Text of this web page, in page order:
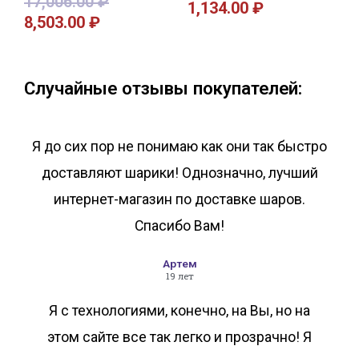
8,503.00 ₽
1,134.00 ₽
Случайные отзывы покупателей:
Я до сих пор не понимаю как они так быстро
доставляют шарики! Однозначно, лучший
интернет-магазин по доставке шаров.
Спасибо Вам!
Артем
19 лет
Я с технологиями, конечно, на Вы, но на
этом сайте все так легко и прозрачно! Я